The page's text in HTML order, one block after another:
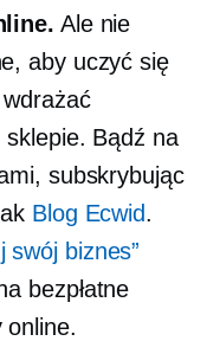
Ale nie
aby uczyć się
Bądź na
subskrybując
Blog Ecwid.
swój biznes”
bezpłatne
online.